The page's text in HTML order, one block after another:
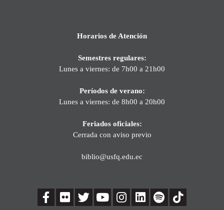
Horarios de Atención
Semestres regulares:
Lunes a viernes: de 7h00 a 21h00
Períodos de verano:
Lunes a viernes: de 8h00 a 20h00
Feriados oficiales:
Cerrada con aviso previo
biblio@usfq.edu.ec